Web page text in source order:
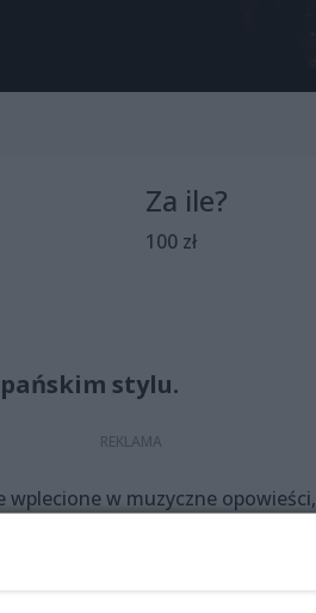
Za ile?
100 zł
stylu.
wplecione w muzyczne
z Chile Felipe Céspedesa
pod gorącym słońcem
dialog Kobiety i